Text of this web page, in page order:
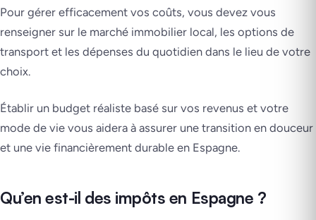
Pour gérer efficacement vos coûts, vous devez vous
renseigner sur le marché immobilier local, les options de
transport et les dépenses du quotidien dans le lieu de votre
choix.
Établir un budget réaliste basé sur vos revenus et votre
mode de vie vous aidera à assurer une transition en douceur
et une vie financièrement durable en Espagne.
Qu’en est-il des impôts en Espagne ?